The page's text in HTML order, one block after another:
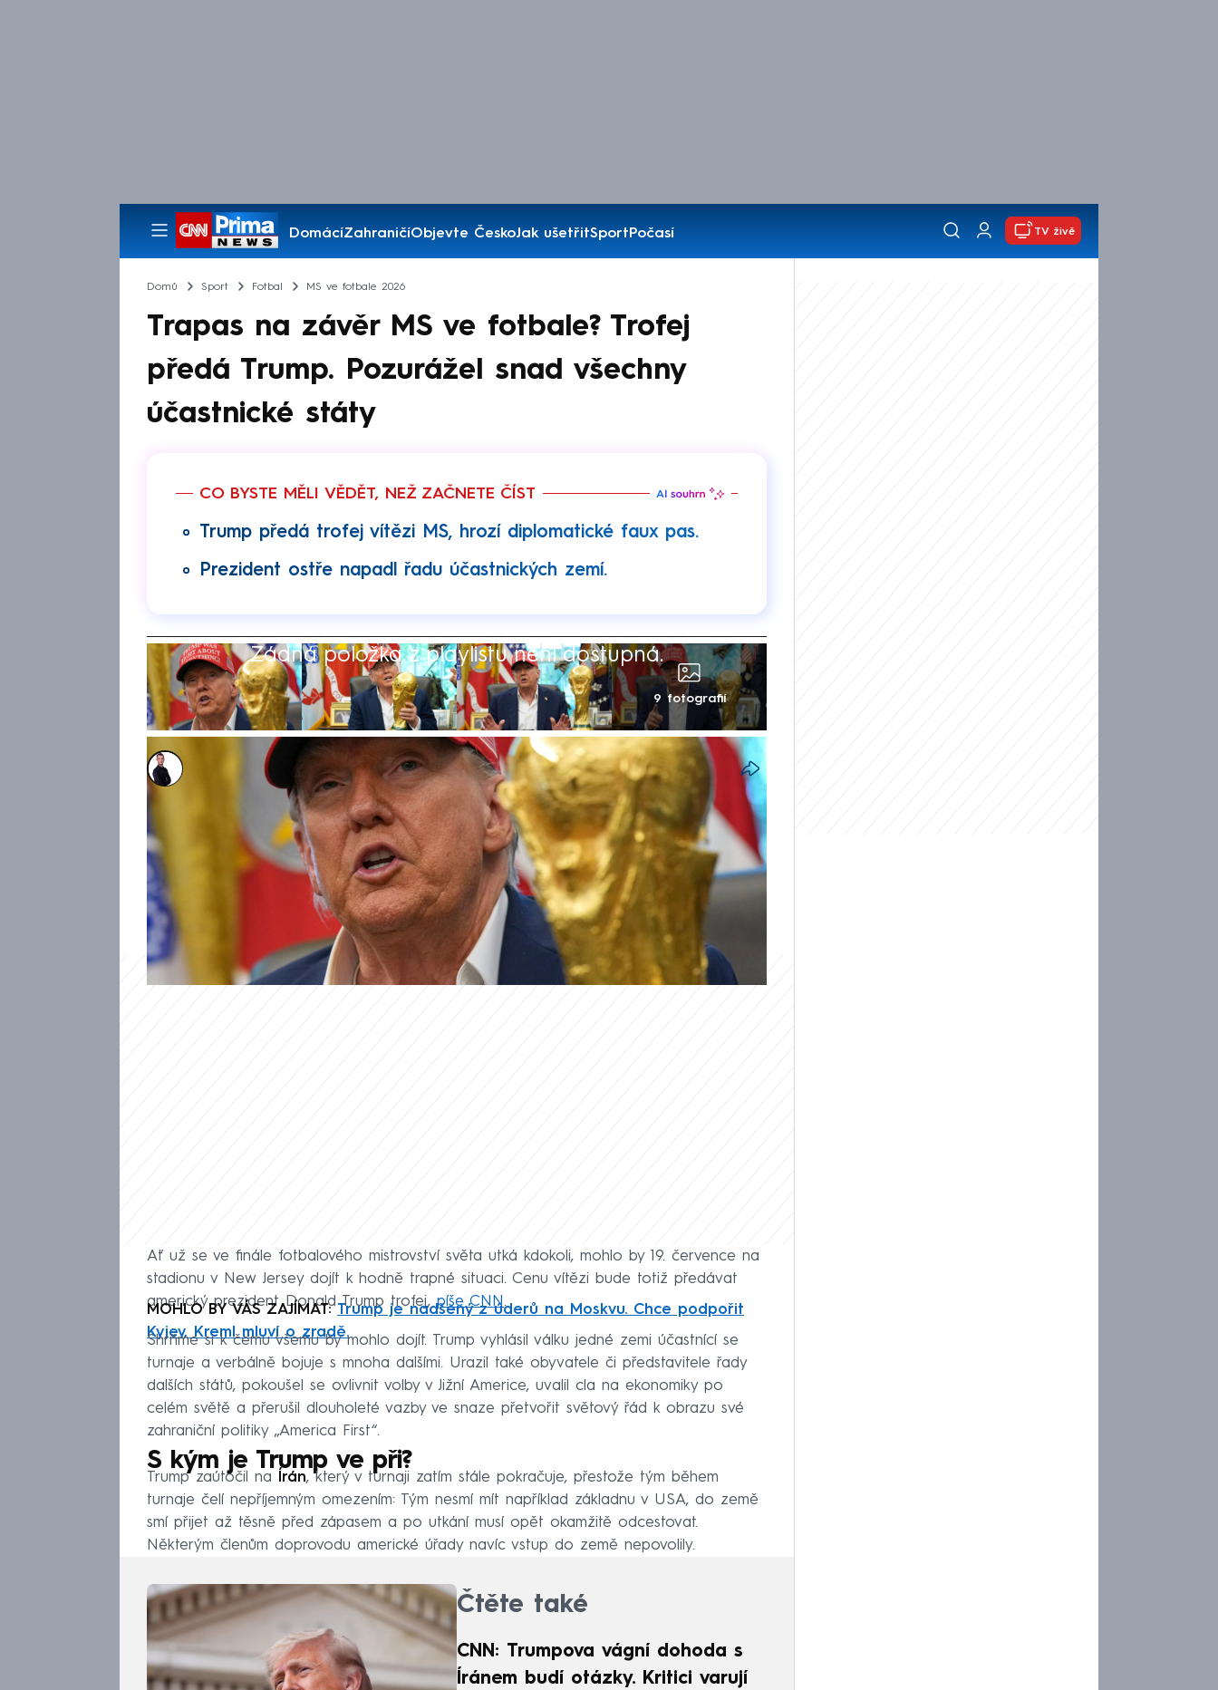
DomácíZahraničíObjevte ČeskoJak ušetřitSportPočasí
Pořady
TV živě
Domů Sport Fotbal MS ve fotbale 2026
Trapas na závěr MS ve fotbale? Trofej
předá Trump. Pozurážel snad všechny
účastnické státy
CO BYSTE MĚLI VĚDĚT, NEŽ ZAČNETE ČÍST
Trump předá trofej vítězi MS, hrozí diplomatické faux pas.
Prezident ostře napadl řadu účastnických zemí.
Žádná položka z playlistu není dostupná.
9 fotografií
Václav Černý
26. čvn 2026, 19:43
Ať už fotbalové mistrovství světa vyhraje kdokoli, americký prezident
Donald Trump se může při předávání trofeje ocitnout v nezvyklé
situaci. Mnoho zemí, jejichž reprezentace bojují o titul mistrů světa, se
totiž během jeho druhého funkčního období stalo terčem amerických
cel, diplomatických sporů nebo ostré kritiky Bílého domu, píše CNN.
Ať už se ve finále fotbalového mistrovství světa utká kdokoli, mohlo by 19. července na
stadionu v New Jersey dojít k hodně trapné situaci. Cenu vítězi bude totiž předávat
americký prezident Donald Trump trofej,píše CNN.
MOHLO BY VÁS ZAJÍMAT:Trump je nadšený z úderů na Moskvu. Chce podpořit
Kyjev, Kreml mluví o zradě.
Shrňme si k čemu všemu by mohlo dojít. Trump vyhlásil válku jedné zemi účastnící se
turnaje a verbálně bojuje s mnoha dalšími. Urazil také obyvatele či představitele řady
dalších států, pokoušel se ovlivnit volby v Jižní Americe, uvalil cla na ekonomiky po
celém světě a přerušil dlouholeté vazby ve snaze přetvořit světový řád k obrazu své
zahraniční politiky „America First“.
S kým je Trump ve při?
Trump zaútočil na Írán, který v turnaji zatím stále pokračuje, přestože tým během
turnaje čelí nepříjemným omezením: Tým nesmí mít například základnu v USA, do země
smí přijet až těsně před zápasem a po utkání musí opět okamžitě odcestovat.
Některým členům doprovodu americké úřady navíc vstup do země nepovolily.
Čtěte také
CNN: Trumpova vágní dohoda s
Íránem budí otázky. Kritici varují